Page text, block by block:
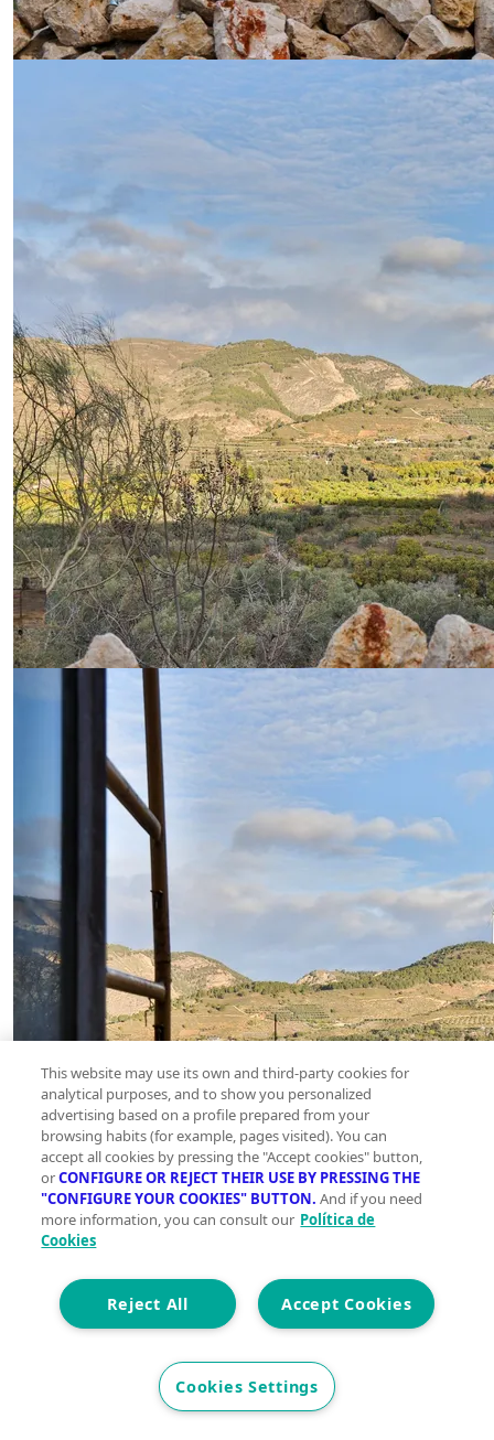
This website may use its own and third-party cookies for
analytical purposes, and to show you personalized
advertising based on a profile prepared from your
browsing habits (for example, pages visited). You can
accept all cookies by pressing the "Accept cookies" button,
orCONFIGURE OR REJECT THEIR USE BY PRESSING THE
"CONFIGURE YOUR COOKIES" BUTTON. And if you need
more information, you can consult our Política de
Cookies
Accept Cookies
Reject All
Cookies Settings